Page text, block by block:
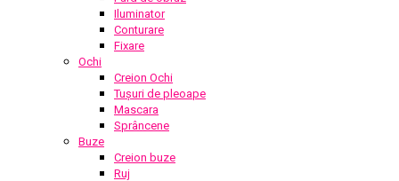
Iluminator
Conturare
Fixare
Ochi
Creion Ochi
Tușuri de pleoape
Mascara
Sprâncene
Buze
Creion buze
Ruj